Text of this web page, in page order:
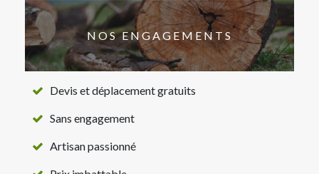
NOS ENGAGEMENTS
Devis et déplacement gratuits
Sans engagement
Artisan passionné